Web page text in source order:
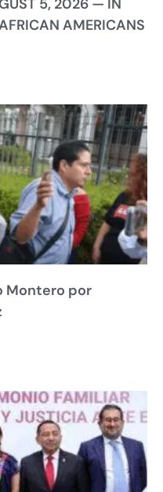
5, 2026 — IN
AMERICANS
Montero por